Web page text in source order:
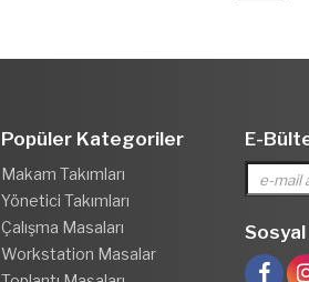
Popüler Kategoriler
Makam Takımları
Yönetici Takımları
Çalışma Masaları
Workstation Masalar
E-